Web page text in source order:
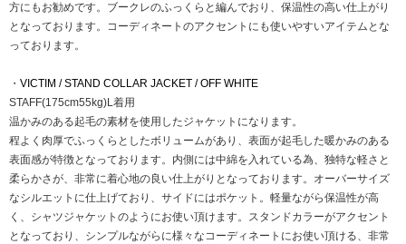
方にもお勧めです。ブークレのふっくらと編んでおり、保温性の高い仕上がり
となっております。コーディネートのアクセントにも使いやすいアイテムとな
っております。
・ VICTIM / STAND COLLAR JACKET / OFF WHITE
STAFF(175cm55kg)L着用
温かみのある起毛の素材を使用したジャケットになります。
程よく肉厚でふっくらとしたボリュームがあり、表面が起毛した暖かみのある
表面感が特徴となっております。内側には中綿を入れている為、独特な軽さと
柔らかさが、非常に着心地の良い仕上がりとなっております。オーバーサイズ
なシルエットに仕上げており、サイドにはポケット。軽量ながら保温性が高
く、シャツジャケットのようにお使い頂けます。スタンドカラーがアクセント
となっており、シンプルながらに様々なコーディネートにお使い頂ける、非常